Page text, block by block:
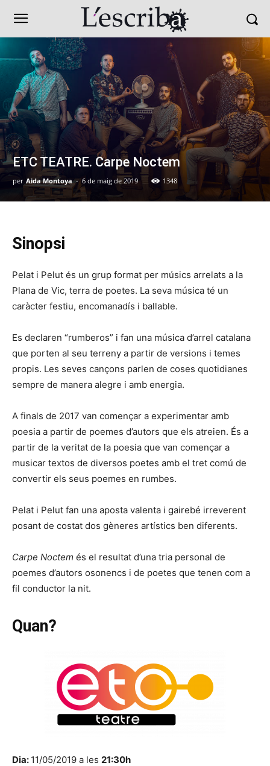
ETC TEATRE. Carpe Noctem
per Aida Montoya - 6 de maig de 2019 1348
Sinopsi
Pelat i Pelut és un grup format per músics arrelats a la
Plana de Vic, terra de poetes. La seva música té un
caràcter festiu, encomanadís i ballable.
Es declaren “rumberos” i fan una música d’arrel catalana
que porten al seu terreny a partir de versions i temes
propis. Les seves cançons parlen de coses quotidianes
sempre de manera alegre i amb energia.
A finals de 2017 van començar a experimentar amb
poesia a partir de poemes d’autors que els atreien. És a
partir de la veritat de la poesia que van començar a
musicar textos de diversos poetes amb el tret comú de
convertir els seus poemes en rumbes.
Pelat i Pelut fan una aposta valenta i gairebé irreverent
posant de costat dos gèneres artístics ben diferents.
Carpe Noctem és el resultat d’una tria personal de
poemes d’autors osonencs i de poetes que tenen com a
fil conductor la nit.
Quan?
Dia: 11/05/2019 a les 21:30h